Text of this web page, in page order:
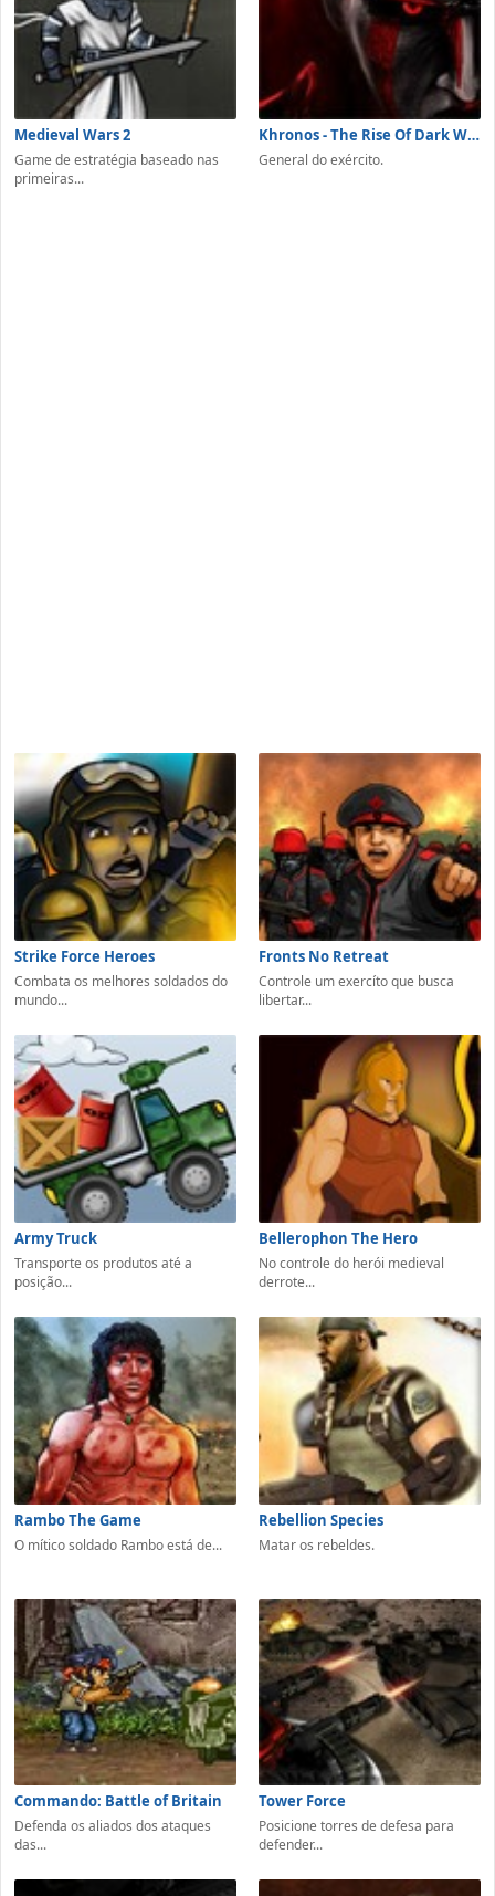
Medieval Wars 2
Game de estratégia baseado nas
primeiras...
Khronos - The Rise Of Dark Warrior
General do exército.
Strike Force Heroes
Combata os melhores soldados do
mundo...
Fronts No Retreat
Controle um exercíto que busca
libertar...
Army Truck
Transporte os produtos até a
posição...
Bellerophon The Hero
No controle do herói medieval
derrote...
Rambo The Game
O mítico soldado Rambo está de...
Rebellion Species
Matar os rebeldes.
Commando: Battle of Britain
Defenda os aliados dos ataques
das...
Tower Force
Posicione torres de defesa para
defender...